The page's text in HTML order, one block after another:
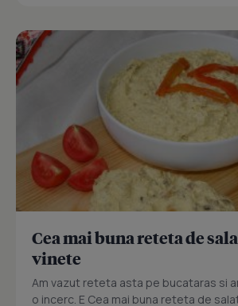
Cea mai buna reteta de
vinete
Am vazut reteta asta pe bucataras si
o incerc. E Cea mai buna reteta de